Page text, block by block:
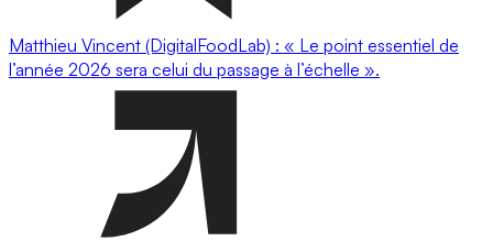
Matthieu Vincent (DigitalFoodLab) : « Le point essentiel de
l’année 2026 sera celui du passage à l’échelle ».